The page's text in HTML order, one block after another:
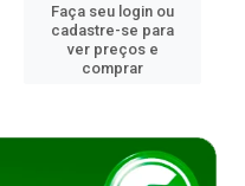
Faça seu login ou
cadastre-se para
ver preços e
comprar